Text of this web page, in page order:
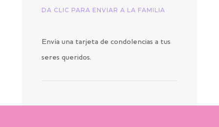
DA CLIC PARA ENVIAR A LA FAMILIA
Envía una tarjeta de condolencias a tus
seres queridos.